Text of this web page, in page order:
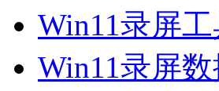
Win11录屏
Win11录屏